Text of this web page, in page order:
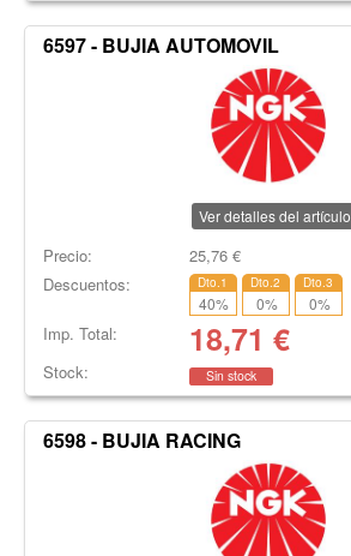
6597 - BUJIA AUTOMOVIL
Ver detalles del artículo
Precio: 25,76€
Descuentos:
Dto.1
40%
Dto.2
0%
Dto.3
0%
Imp. Total: 18,71 €
Stock: Sin stock
6598 - BUJIA RACING